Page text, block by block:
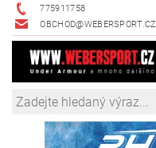
775911758
OBCHOD@WEBERSPORT.CZ